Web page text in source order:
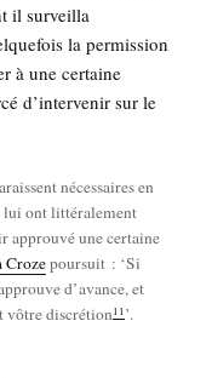
il sur­veilla
la per­mis­sion
à une cer­taine
d’in­ter­ve­nir sur le
néces­saires en
lui ont lit­té­ra­le­ment
approu­vé une cer­taine
Crozepour­suit : ‘Si
d’a­vance, et
vôtre dis­cré­tion11 ’.